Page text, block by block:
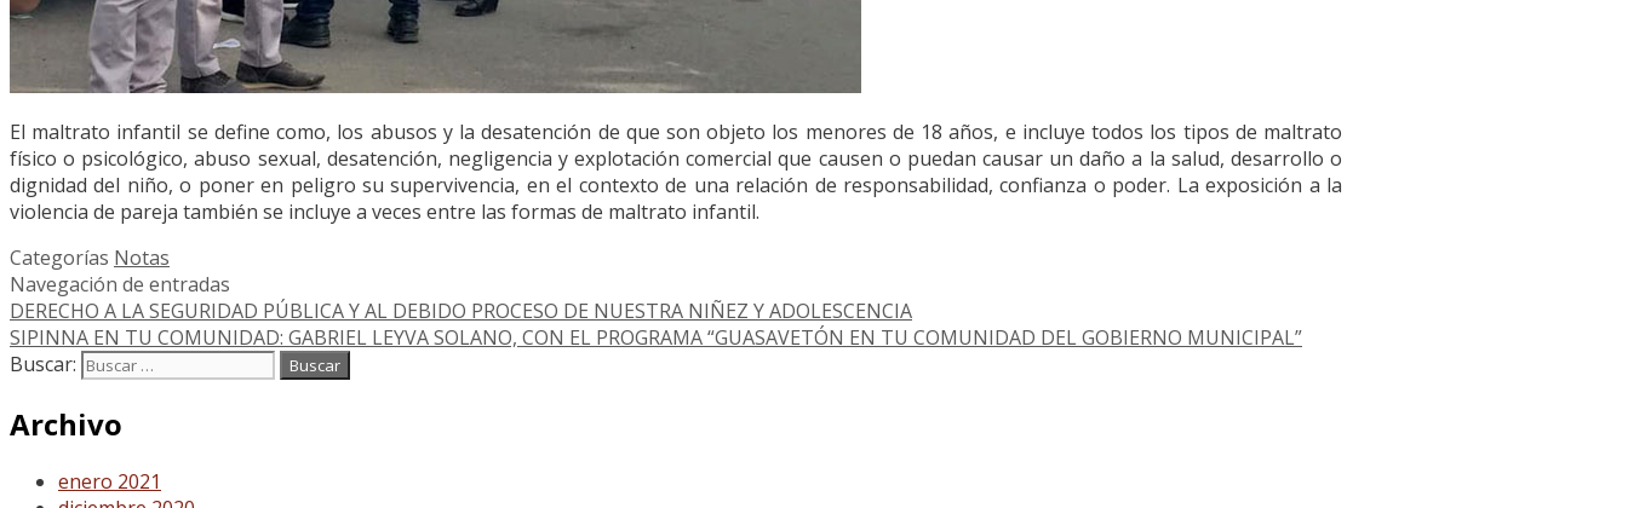
El maltrato infantil se define como, los abusos y la desatención de que son objeto los menores de 18 años, e incluye todos los tipos de maltrato
físico o psicológico, abuso sexual, desatención, negligencia y explotación comercial que causen o puedan causar un daño a la salud, desarrollo o
dignidad del niño, o poner en peligro su supervivencia, en el contexto de una relación de responsabilidad, confianza o poder. La exposición a la
violencia de pareja también se incluye a veces entre las formas de maltrato infantil.
Categorías Notas
Navegación de entradas
DERECHO A LA SEGURIDAD PÚBLICA Y AL DEBIDO PROCESO DE NUESTRA NIÑEZ Y ADOLESCENCIA
SIPINNA EN TU COMUNIDAD: GABRIEL LEYVA SOLANO, CON EL PROGRAMA “GUASAVETÓN EN TU COMUNIDAD DEL GOBIERNO MUNICIPAL”
Buscar:
Archivo
enero 2021